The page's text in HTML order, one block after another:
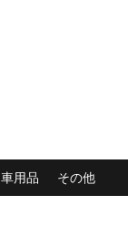
車用品 その他